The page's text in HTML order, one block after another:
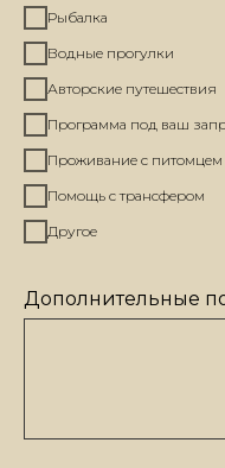
Рыбалка
Водные прогулки
Авторские путешествия
Программа под ваш
Проживание с питомцем
Пoмoщь с трансфером
Другое
Дополнительные